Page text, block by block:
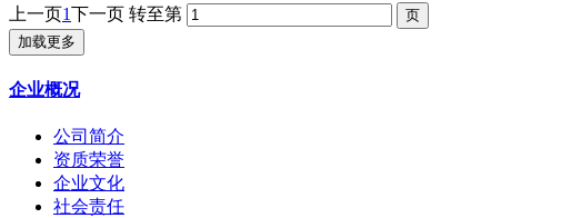
上一页1下一页 转至第
加载更多
企业概况
公司简介
资质荣誉
企业文化
社会责任